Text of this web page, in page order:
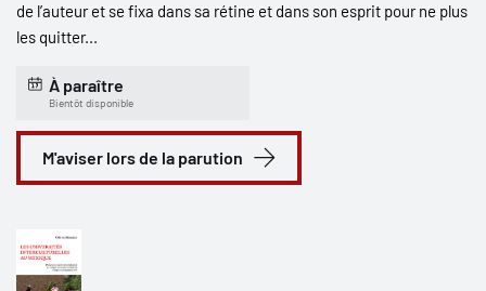
de l’auteur et se fixa dans sa rétine et dans son esprit pour ne plus
les quitter...
À paraître
Bientôt disponible
M'aviser lors de la parution